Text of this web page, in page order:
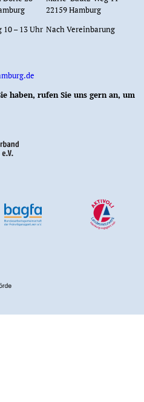
10 – 13 Uhr
22159 Hamburg
Nach Vereinbarung
haben, rufen Sie uns gern an, um